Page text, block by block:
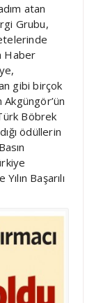
atan
Grubu,
Haber
gibi birçok
Böbrek
ödüllerin
Başarılı